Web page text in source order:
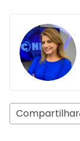
Compartilhar